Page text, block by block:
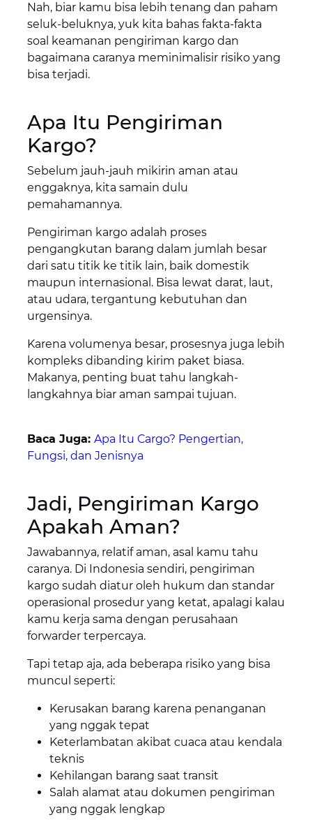
Nah, biar kamu bisa lebih tenang dan paham
seluk-beluknya, yuk kita bahas fakta-fakta
soal keamanan pengiriman kargo dan
bagaimana caranya meminimalisir risiko yang
bisa terjadi.
Apa Itu Pengiriman
Kargo?
Sebelum jauh-jauh mikirin aman atau
enggaknya, kita samain dulu
pemahamannya.
Pengiriman kargo adalah proses
pengangkutan barang dalam jumlah besar
dari satu titik ke titik lain, baik domestik
maupun internasional. Bisa lewat darat, laut,
atau udara, tergantung kebutuhan dan
urgensinya.
Karena volumenya besar, prosesnya juga lebih
kompleks dibanding kirim paket biasa.
Makanya, penting buat tahu langkah-
langkahnya biar aman sampai tujuan.
Baca Juga: Apa Itu Cargo? Pengertian,
Fungsi, dan Jenisnya
Jadi, Pengiriman Kargo
Apakah Aman?
Jawabannya, relatif aman, asal kamu tahu
caranya. Di Indonesia sendiri, pengiriman
kargo sudah diatur oleh hukum dan standar
operasional prosedur yang ketat, apalagi kalau
kamu kerja sama dengan perusahaan
forwarder terpercaya.
Tapi tetap aja, ada beberapa risiko yang bisa
muncul seperti:
Kerusakan barang karena penanganan
yang nggak tepat
Keterlambatan akibat cuaca atau kendala
teknis
Kehilangan barang saat transit
Salah alamat atau dokumen pengiriman
yang nggak lengkap